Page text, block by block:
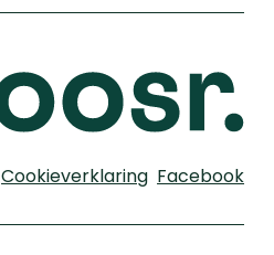
Cookieverklaring Facebook